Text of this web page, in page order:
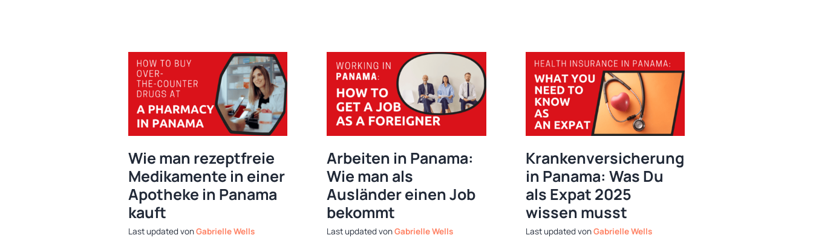
Wie man rezeptfreie
Medikamente in einer
Apotheke in Panama
kauft
vonGabrielle Wells
Arbeiten in Panama:
Wie man als
Ausländer einen Job
bekommt
vonGabrielle Wells
Krankenversicherung
in Panama: Was Du
als Expat 2025
wissen musst
vonGabrielle Wells